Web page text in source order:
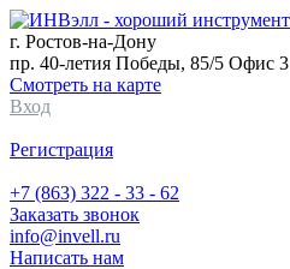
г. Ростов-на-Дону
пр. 40-летия Победы, 85/5 Офис 3
Смотреть на карте
Вход
Регистрация
+7 (863) 322 - 33 - 62
Заказать звонок
info@invell.ru
Написать нам